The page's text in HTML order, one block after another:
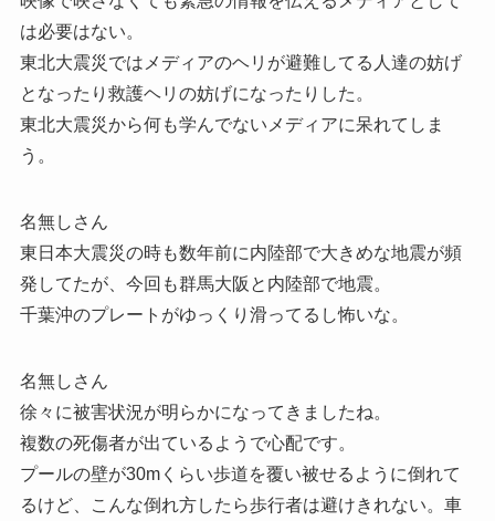
は必要はない。
東北大震災ではメディアのヘリが避難してる人達の妨げ
となったり救護ヘリの妨げになったりした。
東北大震災から何も学んでないメディアに呆れてしま
う。
名無しさん
東日本大震災の時も数年前に内陸部で大きめな地震が頻
発してたが、今回も群馬大阪と内陸部で地震。
千葉沖のプレートがゆっくり滑ってるし怖いな。
名無しさん
徐々に被害状況が明らかになってきましたね。
複数の死傷者が出ているようで心配です。
プールの壁が30mくらい歩道を覆い被せるように倒れて
るけど、こんな倒れ方したら歩行者は避けきれない。車